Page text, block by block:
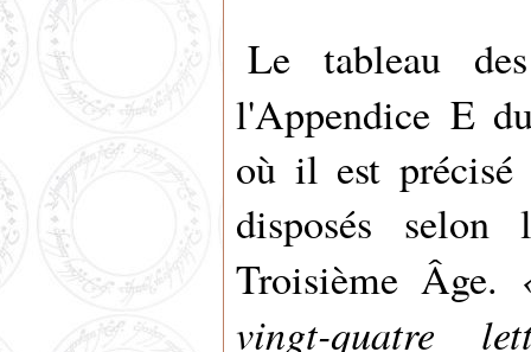
Le tableau
l'Appendice E
où il est
disposés
Troisième Âge.
vingt-quatre